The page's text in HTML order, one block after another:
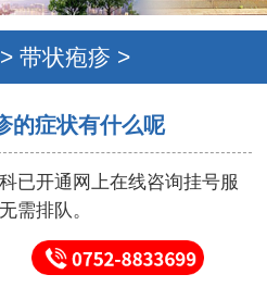
> 带状疱疹 >
的症状有什么呢
已开通网上在线咨询挂号服
需排队。